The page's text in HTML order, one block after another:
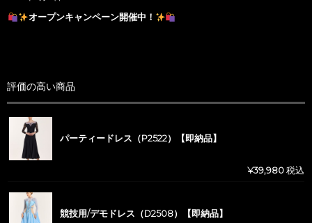
オープンキャンペーン開催中！
評価の高い商品
パーティードレス（P2522）【即納品】
¥39,980 税込
競技用/デモドレス（D2508）【即納品】